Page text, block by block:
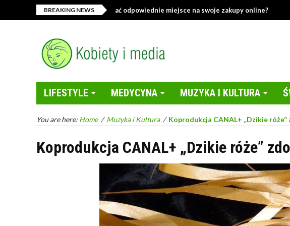
BREAKING NEWS
Sklep z tekstyliami – jak wybrać odpowiednie miejsce na swoje zakupy online?
LIFESTYLE MEDYCYNA MUZYKA I KULTURA
You are here: Home / Muzyka i Kultura / Koprodukcja CANAL+ „Dzikie róże”
Koprodukcja CANAL+ „Dzikie róże”